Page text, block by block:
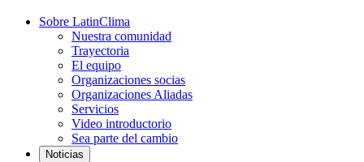
Sobre LatinClima
Nuestra comunidad
Trayectoria
El equipo
Organizaciones socias
Organizaciones Aliadas
Servicios
Video introductorio
Sea parte del cambio
Noticias